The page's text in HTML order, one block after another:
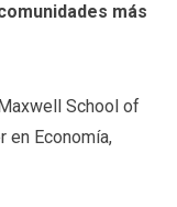
más
School of
en Economía,